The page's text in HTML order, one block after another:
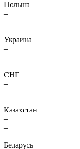
Польша
–
–
–
Украина
–
–
–
СНГ
–
–
–
Казахстан
–
–
–
Беларусь